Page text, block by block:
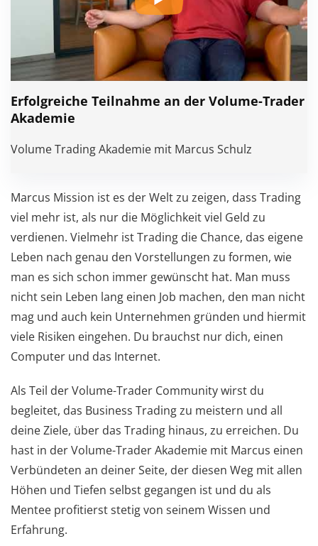
Erfolgreiche Teilnahme an der Volume-Trader
Akademie
Volume Trading Akademie mit Marcus Schulz
Marcus Mission ist es der Welt zu zeigen, dass Trading
viel mehr ist, als nur die Möglichkeit viel Geld zu
verdienen. Vielmehr ist Trading die Chance, das eigene
Leben nach genau den Vorstellungen zu formen, wie
man es sich schon immer gewünscht hat. Man muss
nicht sein Leben lang einen Job machen, den man nicht
mag und auch kein Unternehmen gründen und hiermit
viele Risiken eingehen. Du brauchst nur dich, einen
Computer und das Internet.
Als Teil der Volume-Trader Community wirst du
begleitet, das Business Trading zu meistern und all
deine Ziele, über das Trading hinaus, zu erreichen. Du
hast in der Volume-Trader Akademie mit Marcus einen
Verbündeten an deiner Seite, der diesen Weg mit allen
Höhen und Tiefen selbst gegangen ist und du als
Mentee profitierst stetig von seinem Wissen und
Erfahrung.